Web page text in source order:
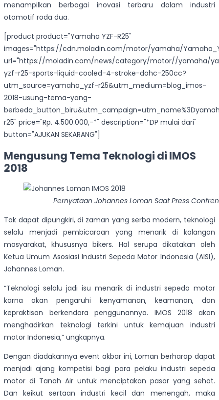
menampilkan berbagai inovasi terbaru dalam industri
otomotif roda dua.
[product product="Yamaha YZF-R25"
images="https://cdn.moladin.com/motor/yamaha/
url="https://moladin.com/news/category/motor//yamaha/
yzf-r25-sports-liquid-cooled-4-stroke-dohc-250cc?
utm_source=yamaha_yzf-r25&utm_medium=blog_imos-
2018-usung-tema-yang-
r25" price="Rp. 4.500.000,-*" description="*DP mulai dari"
button="AJUKAN SEKARANG"]
Mengusung Tema Teknologi di IMOS
2018
Pernyataan Johannes Loman Saat Press
Tak dapat dipungkiri, di zaman yang serba modern, teknologi
selalu menjadi pembicaraan yang menarik di kalangan
masyarakat, khususnya bikers. Hal serupa dikatakan oleh
Ketua Umum Asosiasi Industri Sepeda Motor Indonesia (AISI),
Johannes Loman.
“Teknologi selalu jadi isu menarik di industri sepeda motor
karna akan pengaruhi kenyamanan, keamanan, dan
kepraktisan berkendara penggunannya. IMOS 2018 akan
menghadirkan teknologi terkini untuk kemajuan industri
motor Indonesia,” ungkapnya.
Dengan diadakannya event akbar ini, Loman berharap dapat
menjadi ajang kompetisi bagi para pelaku industri sepeda
motor di Tanah Air untuk menciptakan pasar yang sehat.
Dan keikut sertaan industri kecil dan menengah, maka